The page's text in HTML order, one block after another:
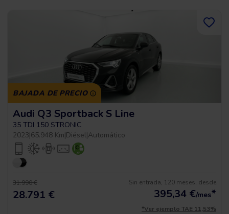
BAJADA DE PRECIO
Audi Q3 Sportback S Line
35 TDI 150 STRONIC
2023|65.948 Km|Diésel|Automático
31.990 €
28.791 €
Sin entrada, 120 meses, desde
395,34 €/mes*
*Ver ejemplo TAE 11,53%